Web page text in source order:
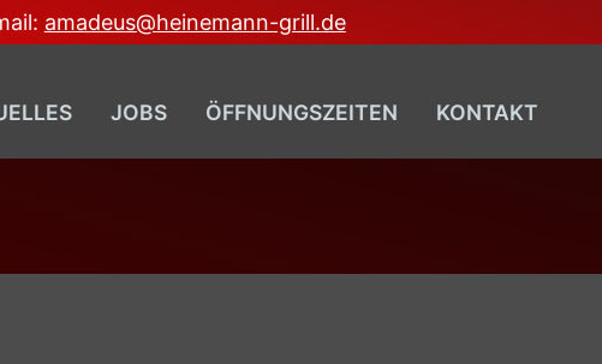
amadeus@heinemann-grill.de
JOBS ÖFFNUNGSZEITEN KONTAKT